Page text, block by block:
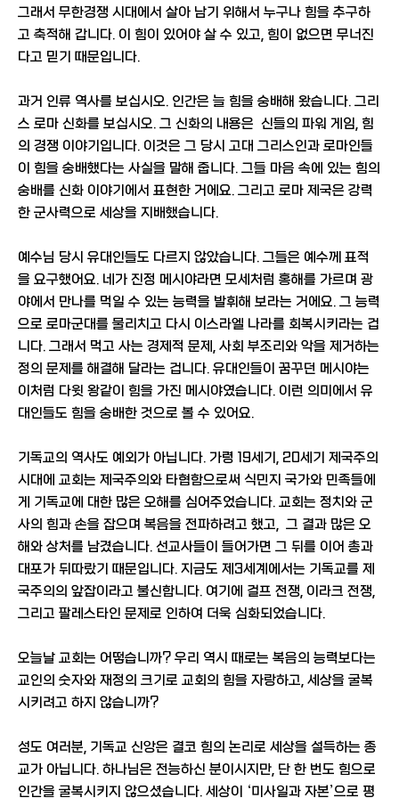
그래서 무한경쟁 시대에서 살아 남기 위해서 누구나 힘을 추구하
고 축적해 갑니다. 이 힘이 있어야 살 수 있고, 힘이 없으면 무너진
다고 믿기 때문입니다.
과거 인류 역사를 보십시오. 인간은 늘 힘을 숭배해 왔습니다. 그리
스 로마 신화를 보십시오. 그 신화의 내용은 신들의 파워 게임, 힘
의 경쟁 이야기입니다. 이것은 그 당시 고대 그리스인과 로마인들
이 힘을 숭배했다는 사실을 말해 줍니다. 그들 마음 속에 있는 힘의
숭배를 신화 이야기에서 표현한 거에요. 그리고 로마 제국은 강력
한 군사력으로 세상을 지배했습니다.
예수님 당시 유대인들도 다르지 않았습니다. 그들은 예수께 표적
을 요구했어요. 네가 진정 메시야라면 모세처럼 홍해를 가르며 광
야에서 만나를 먹일 수 있는 능력을 발휘해 보라는 거에요. 그 능력
으로 로마군대를 물리치고 다시 이스라엘 나라를 회복시키라는 겁
니다. 그래서 먹고 사는 경제적 문제, 사회 부조리와 악을 제거하는
정의 문제를 해결해 달라는 겁니다. 유대인들이 꿈꾸던 메시야는
이처럼 다윗 왕같이 힘을 가진 메시야였습니다. 이런 의미에서 유
대인들도 힘을 숭배한 것으로 볼 수 있어요.
기독교의 역사도 예외가 아닙니다. 가령 19세기, 20세기 제국주의
시대에 교회는 제국주의와 타협함으로써 식민지 국가와 민족들에
게 기독교에 대한 많은 오해를 심어주었습니다. 교회는 정치와 군
사의 힘과 손을 잡으며 복음을 전파하려고 했고, 그 결과 많은 오
해와 상처를 남겼습니다. 선교사들이 들어가면 그 뒤를 이어 총과
대포가 뒤따랐기 때문입니다. 지금도 제3세계에서는 기독교를 제
국주의의 앞잡이라고 불신합니다. 여기에 걸프 전쟁, 이라크 전쟁,
그리고 팔레스타인 문제로 인하여 더욱 심화되었습니다.
오늘날 교회는 어떻습니까? 우리 역시 때로는 복음의 능력보다는
교인의 숫자와 재정의 크기로 교회의 힘을 자랑하고, 세상을 굴복
시키려고 하지 않습니까?
성도 여러분, 기독교 신앙은 결코 힘의 논리로 세상을 설득하는 종
교가 아닙니다. 하나님은 전능하신 분이시지만, 단 한 번도 힘으로
인간을 굴복시키지 않으셨습니다. 세상이 ‘미사일과 자본’으로 평